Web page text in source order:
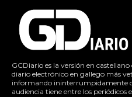
GCDiario es la versión en
diario electrónico en gallego más
informando ininterrumpidamente
audiencia tiene entre los periódicos